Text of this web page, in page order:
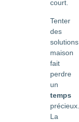
court.
Tenter
des
solutions
maison
fait
perdre
un
temps
précieux.
La